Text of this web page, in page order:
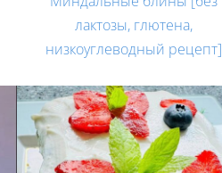
лактозы, глютена,
низкоуглеводный рецепт]